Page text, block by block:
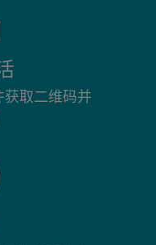
取二维码并